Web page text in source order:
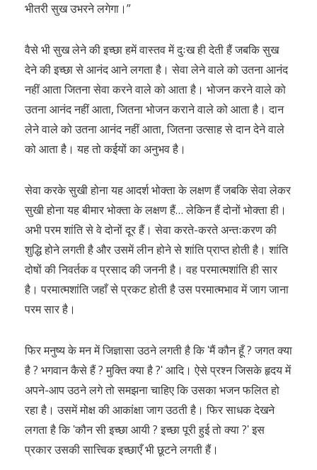
भीतरी सुख उभरने लगेगा।”
वैसे भी सुख लेने की इच्छा हमें वास्तव में दुःख ही देती हैं जबकि सुख
देने की इच्छा से आनंद आने लगता है। सेवा लेने वाले को उतना आनंद
नहीं आता जितना सेवा करने वाले को आता है। भोजन करने वाले को
उतना आनंद नहीं आता, जितना भोजन कराने वाले को आता है। दान
लेने वाले को उतना आनंद नहीं आता, जितना उत्साह से दान देने वाले
को आता है। यह तो कईयों का अनुभव है।
सेवा करके सुखी होना यह आदर्श भोक्ता के लक्षण हैं जबकि सेवा लेकर
सुखी होना यह बीमार भोक्ता के लक्षण हैं… लेकिन हैं दोनों भोक्ता ही।
अभी परम शांति से वे दोनों दूर हैं। सेवा करते-करते अन्तःकरण की
शुद्धि होने लगती है और उसमें लीन होने से शांति प्राप्त होती है। शांति
दोषों की निवर्तक व प्रसाद की जननी है। वह परमात्मशांति ही सार
है। परमात्मशांति जहाँ से प्रकट होती है उस परमात्मभाव में जाग जाना
परम सार है।
फिर मनुष्य के मन में जिज्ञासा उठने लगती है कि ʹमैं कौन हूँ ? जगत क्या
है ? भगवान कैसे हैं ? मुक्ति क्या है ?ʹ आदि। ऐसे प्रश्न जिसके हृदय में
अपने-आप उठने लगे तो समझना चाहिए कि उसका भजन फलित हो
रहा है। उसमें मोक्ष की आकांक्षा जाग उठती है। फिर साधक देखने
लगता है कि ʹकौन सी इच्छा आयी ? इच्छा पूरी हुई तो क्या ?ʹ इस
प्रकार उसकी सात्त्विक इच्छाएँ भी छूटने लगती हैं।